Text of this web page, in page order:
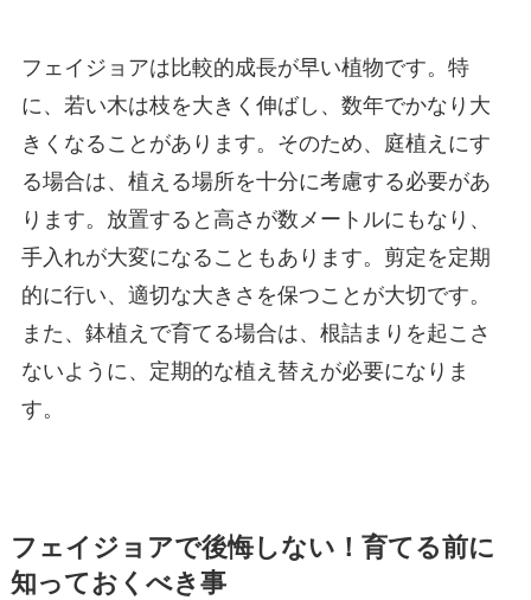
フェイジョアは比較的成長が早い植物です。特
に、若い木は枝を大きく伸ばし、数年でかなり大
きくなることがあります。そのため、庭植えにす
る場合は、植える場所を十分に考慮する必要があ
ります。放置すると高さが数メートルにもなり、
手入れが大変になることもあります。剪定を定期
的に行い、適切な大きさを保つことが大切です。
また、鉢植えで育てる場合は、根詰まりを起こさ
ないように、定期的な植え替えが必要になりま
す。
フェイジョアで後悔しない！育てる前に
知っておくべき事